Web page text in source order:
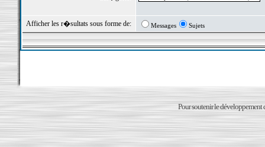
Afficher les r�sultats sous forme de: Messages Sujets
Pour soutenir le développement